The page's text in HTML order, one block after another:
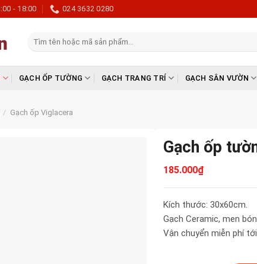
- 18:00 024 3632 0280
Tìm
GẠCH ỐP TƯỜNG GẠCH TRANG TRÍ GẠCH SÂN VƯỜN
/ Gạch ốp Viglacera
Gạch ốp
185.000₫
Kích thước: 30x60cm.
Gạch Ceramic, men
Vận chuyển miễn phí